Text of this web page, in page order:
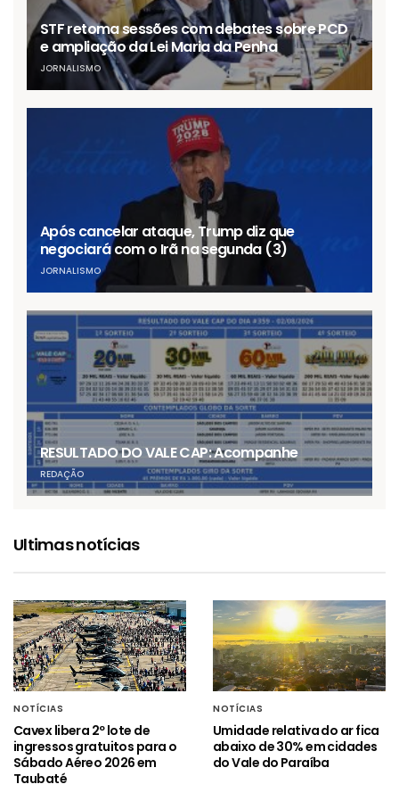
STF retoma sessões com debates sobre PCD
e ampliação da Lei Maria da Penha
JORNALISMO
Após cancelar ataque, Trump diz que
negociará com o Irã na segunda (3)
JORNALISMO
RESULTADO DO VALE CAP: Acompanhe
REDAÇÃO
Ultimas notícias
NOTÍCIAS
Cavex libera 2º lote de
ingressos gratuitos para o
Sábado Aéreo 2026 em
Taubaté
NOTÍCIAS
Umidade relativa do ar fica
abaixo de 30% em cidades
do Vale do Paraíba